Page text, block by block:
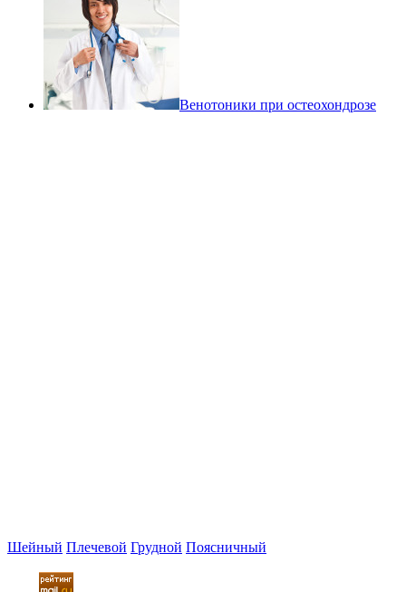
Венотоники при остеохондрозе
Шейный Плечевой Грудной Поясничный